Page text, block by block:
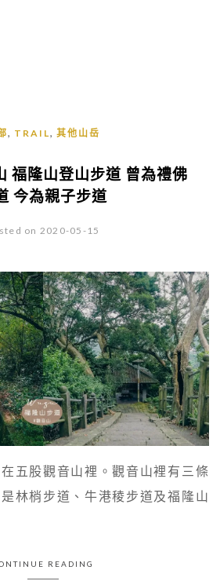
, TRAIL, 其他山岳
福隆山登山步道 曾為禮佛
今為親子步道
on 2020-05-15
五股觀音山裡。觀音山裡有三條
林梢步道、牛港稜步道及福隆山
READING